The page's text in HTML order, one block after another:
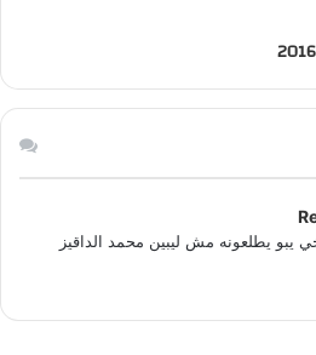
يبو يطلعونه مش ليبين محمد الداقيز